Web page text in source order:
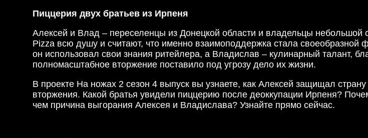
Пиццерия двух братьев из Ирпеня
Алексей и Влад – переселенцы из Донецкой области и владельцы
Pizza всю душу и считают, что именно взаимоподдержка стала своеобразной
он использовал свои знания ритейлера, а Владислав – кулинарный талант,
полномасштабное вторжение поставило под угрозу дело их жизни.
В проекте На ножах 2 сезон 4 выпуск вы узнаете, как Алексей защищал
вторжения. Какой братья увидели пиццерию после деоккупации Ирпеня?
чем причина выгорания Алексея и Владислава? Узнайте прямо сейчас.